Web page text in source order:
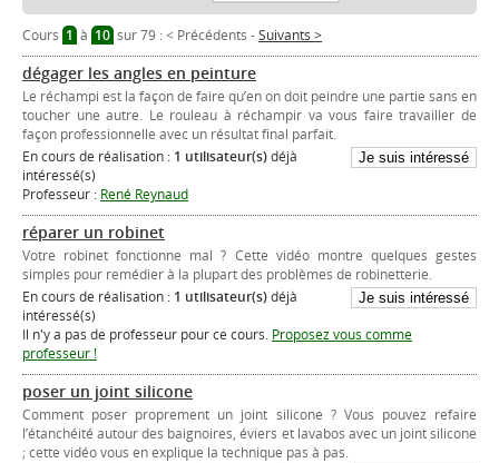
Cours 1à 10sur 79 :< Précédents -Suivants >
dégager les angles en peinture
Le réchampi est la façon de faire qu’en on doit peindre une partie sans en
toucher une autre. Le rouleau à réchampir va vous faire travailler de
façon professionnelle avec un résultat final parfait.
En cours de réalisation : 1 utilisateur(s)déjà
intéressé(s)
Professeur : René Reynaud
réparer un robinet
Votre robinet fonctionne mal ? Cette vidéo montre quelques gestes
simples pour remédier à la plupart des problèmes de robinetterie.
En cours de réalisation : 1 utilisateur(s)déjà
intéressé(s)
Il n'y a pas de professeur pour ce cours. Proposez vous comme
professeur !
poser un joint silicone
Comment poser proprement un joint silicone ? Vous pouvez refaire
l’étanchéité autour des baignoires, éviers et lavabos avec un joint silicone
; cette vidéo vous en explique la technique pas à pas.